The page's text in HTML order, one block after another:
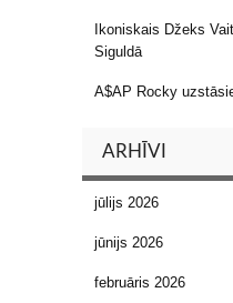
Ikoniskais Džeks
Siguldā
A$AP Rocky
ARHĪVI
jūlijs 2026
jūnijs 2026
februāris 2026